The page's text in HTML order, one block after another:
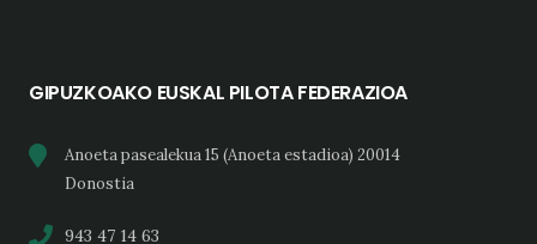
GIPUZKOAKO EUSKAL PILOTA FEDERAZIOA
Anoeta pasealekua 15 (Anoeta estadioa) 20014
Donostia
943 47 14 63